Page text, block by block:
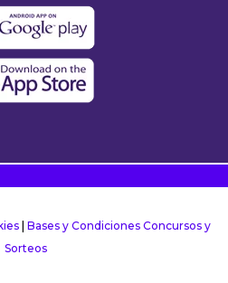
| Bases y Condiciones Concursos y
Sorteos